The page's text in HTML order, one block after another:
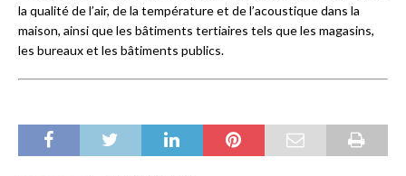
la qualité de l’air, de la température et de l’acoustique dans la
maison, ainsi que les bâtiments tertiaires tels que les magasins,
les bureaux et les bâtiments publics.